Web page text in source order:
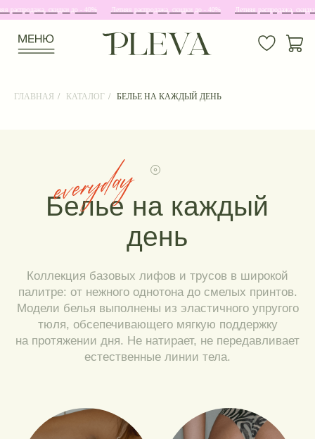
скидки до - 40% Летняя распродажа, скидки до - 40% Летняя распродажа, скидки до -
ГЛАВНАЯ / КАТАЛОГ / БЕЛЬЕ НА КАЖДЫЙ ДЕНЬ
день
Коллекция базовых лифов и трусов в широкой
палитре: от нежного однотона до смелых принтов.
тюля, обсепечивающего мягкую поддержку
на протяжении дня. Не натирает, не передавливает
Лифы Трусы